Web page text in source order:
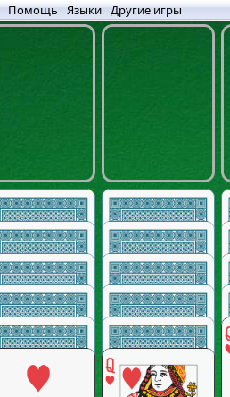
Помощь Языки Другие игры